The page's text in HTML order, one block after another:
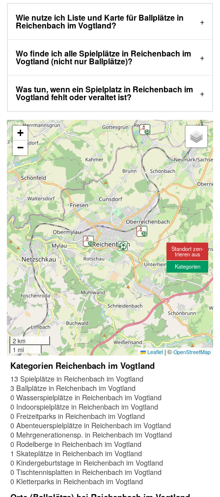
Wie nutze ich Liste und Karte für Ballplätze in
Reichenbach im Vogtland?
Wo finde ich alle Spielplätze in Reichenbach im
Vogtland (nicht nur Ballplätze)?
Was tun, wenn ein Spielplatz in Reichenbach im
Vogtland fehlt oder veraltet ist?
+
−
2 km
1 mi
Leaflet | © OpenStreetMap
Standort zen-
trieren aus
Kategorien
Kategorien Reichenbach im Vogtland
13 Spielplätze in Reichenbach im Vogtland
3 Ballplätze in Reichenbach im Vogtland
0 Wasserspielplätze in Reichenbach im Vogtland
0 Indoorspielplätze in Reichenbach im Vogtland
0 Freizeitparks in Reichenbach im Vogtland
0 Abenteuerspielplätze in Reichenbach im Vogtland
0 Mehrgenerationensp. in Reichenbach im Vogtland
0 Rodelberge in Reichenbach im Vogtland
1 Skateplätze in Reichenbach im Vogtland
0 Kindergeburtstage in Reichenbach im Vogtland
0 Tischtennisplatten in Reichenbach im Vogtland
0 Kletterparks in Reichenbach im Vogtland